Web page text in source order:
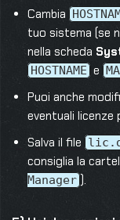
Cambia
tuo sistema (se
nella scheda
HOSTNAME e
Puoi anche
eventuali licenze
Salva il file
consiglia la
Manager ).